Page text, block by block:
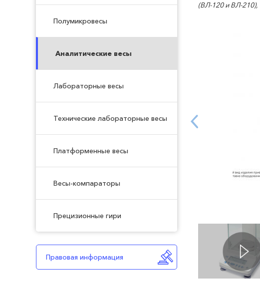
Полумикровесы
Аналитические весы
Лабораторные весы
Технические лабораторные весы
Платформенные весы
Весы-компараторы
Прецизионные гири
Правовая информация
(ВЛ-120 и ВЛ-210),